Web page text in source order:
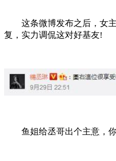
这条微博发布之后，女主
复，实力调侃这对好基友!
鱼姐给丞哥出个主意，你